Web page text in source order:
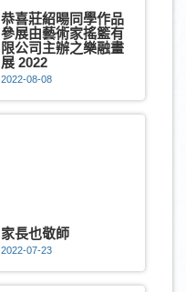
恭喜莊紹暘同學作品
參展由藝術家搖籃有
限公司主辦之樂融畫
展 2022
2022-08-08
家長也敬師
2022-07-23